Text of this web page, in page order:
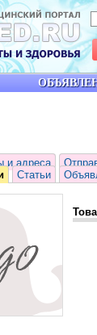
и адреса
Статьи